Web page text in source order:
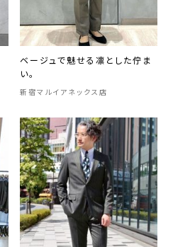
ベージュで魅せる凛とした佇ま
い。
新宿マルイアネックス店